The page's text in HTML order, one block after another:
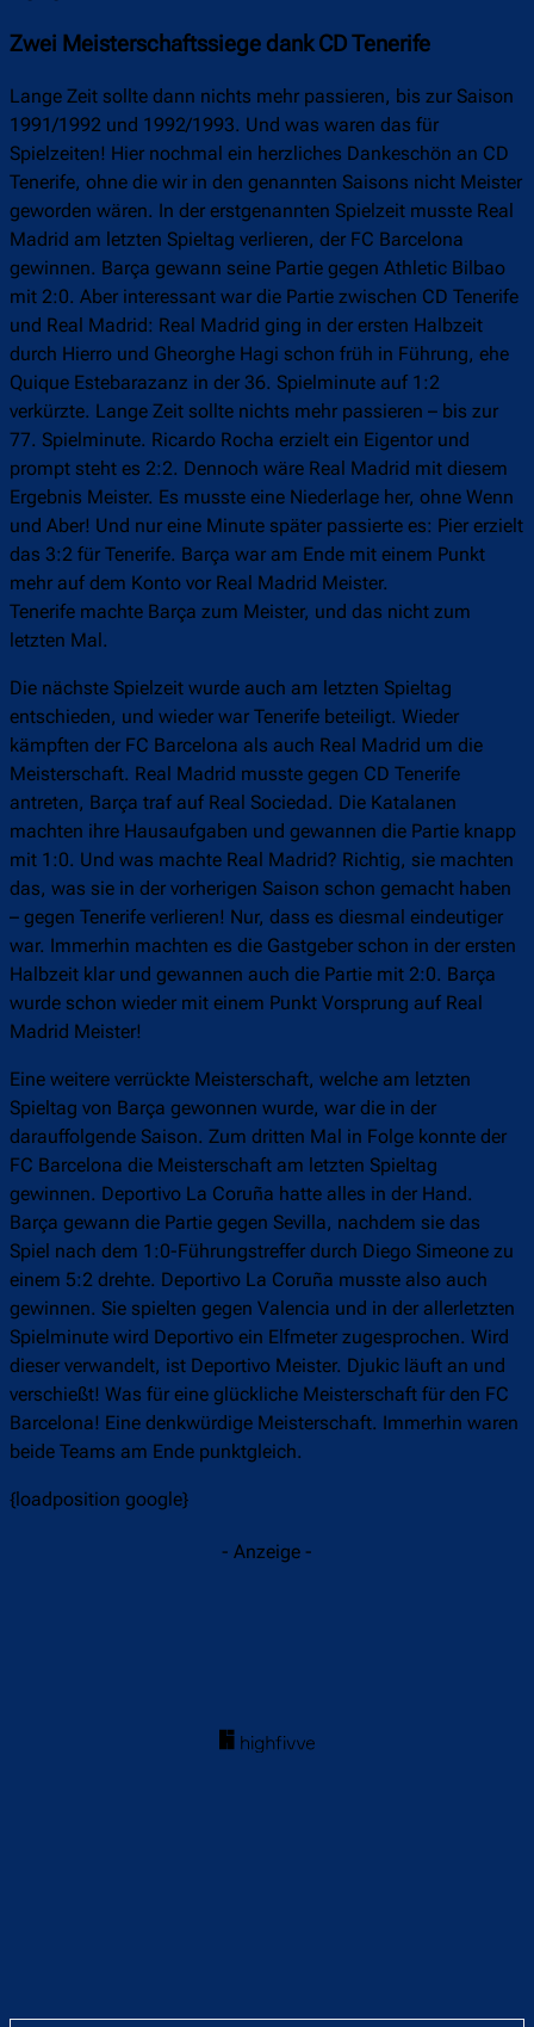
Zwei Meisterschaftssiege dank CD Tenerife
Lange Zeit sollte dann nichts mehr passieren, bis zur Saison
1991/1992 und 1992/1993. Und was waren das für
Spielzeiten! Hier nochmal ein herzliches Dankeschön an CD
Tenerife, ohne die wir in den genannten Saisons nicht Meister
geworden wären. In der erstgenannten Spielzeit musste Real
Madrid am letzten Spieltag verlieren, der FC Barcelona
gewinnen. Barça gewann seine Partie gegen Athletic Bilbao
mit 2:0. Aber interessant war die Partie zwischen CD Tenerife
und Real Madrid: Real Madrid ging in der ersten Halbzeit
durch Hierro und Gheorghe Hagi schon früh in Führung, ehe
Quique Estebarazanz in der 36. Spielminute auf 1:2
verkürzte. Lange Zeit sollte nichts mehr passieren – bis zur
77. Spielminute. Ricardo Rocha erzielt ein Eigentor und
prompt steht es 2:2. Dennoch wäre Real Madrid mit diesem
Ergebnis Meister. Es musste eine Niederlage her, ohne Wenn
und Aber! Und nur eine Minute später passierte es: Pier erzielt
das 3:2 für Tenerife. Barça war am Ende mit einem Punkt
mehr auf dem Konto vor Real Madrid Meister.
Tenerife machte Barça zum Meister, und das nicht zum
letzten Mal.
Die nächste Spielzeit wurde auch am letzten Spieltag
entschieden, und wieder war Tenerife beteiligt. Wieder
kämpften der FC Barcelona als auch Real Madrid um die
Meisterschaft. Real Madrid musste gegen CD Tenerife
antreten, Barça traf auf Real Sociedad. Die Katalanen
machten ihre Hausaufgaben und gewannen die Partie knapp
mit 1:0. Und was machte Real Madrid? Richtig, sie machten
das, was sie in der vorherigen Saison schon gemacht haben
– gegen Tenerife verlieren! Nur, dass es diesmal eindeutiger
war. Immerhin machten es die Gastgeber schon in der ersten
Halbzeit klar und gewannen auch die Partie mit 2:0. Barça
wurde schon wieder mit einem Punkt Vorsprung auf Real
Madrid Meister!
Eine weitere verrückte Meisterschaft, welche am letzten
Spieltag von Barça gewonnen wurde, war die in der
darauffolgende Saison. Zum dritten Mal in Folge konnte der
FC Barcelona die Meisterschaft am letzten Spieltag
gewinnen. Deportivo La Coruña hatte alles in der Hand.
Barça gewann die Partie gegen Sevilla, nachdem sie das
Spiel nach dem 1:0-Führungstreffer durch Diego Simeone zu
einem 5:2 drehte. Deportivo La Coruña musste also auch
gewinnen. Sie spielten gegen Valencia und in der allerletzten
Spielminute wird Deportivo ein Elfmeter zugesprochen. Wird
dieser verwandelt, ist Deportivo Meister. Djukic läuft an und
verschießt! Was für eine glückliche Meisterschaft für den FC
Barcelona! Eine denkwürdige Meisterschaft. Immerhin waren
beide Teams am Ende punktgleich.
{loadposition google}
- Anzeige -